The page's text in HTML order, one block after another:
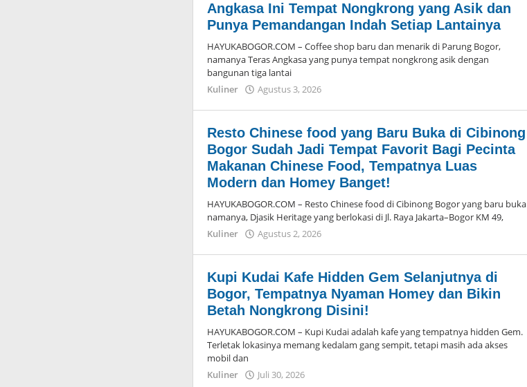
Angkasa Ini Tempat Nongkrong yang Asik dan
Punya Pemandangan Indah Setiap Lantainya
HAYUKABOGOR.COM – Coffee shop baru dan menarik di Parung Bogor,
namanya Teras Angkasa yang punya tempat nongkrong asik dengan
bangunan tiga lantai
Kuliner
Agustus 3, 2026
Resto Chinese food yang Baru Buka di Cibinong
Bogor Sudah Jadi Tempat Favorit Bagi Pecinta
Makanan Chinese Food, Tempatnya Luas
Modern dan Homey Banget!
HAYUKABOGOR.COM – Resto Chinese food di Cibinong Bogor yang baru buka
namanya, Djasik Heritage yang berlokasi di Jl. Raya Jakarta–Bogor KM 49,
Kuliner
Agustus 2, 2026
Kupi Kudai Kafe Hidden Gem Selanjutnya di
Bogor, Tempatnya Nyaman Homey dan Bikin
Betah Nongkrong Disini!
HAYUKABOGOR.COM – Kupi Kudai adalah kafe yang tempatnya hidden Gem.
Terletak lokasinya memang kedalam gang sempit, tetapi masih ada akses
mobil dan
Kuliner
Juli 30, 2026